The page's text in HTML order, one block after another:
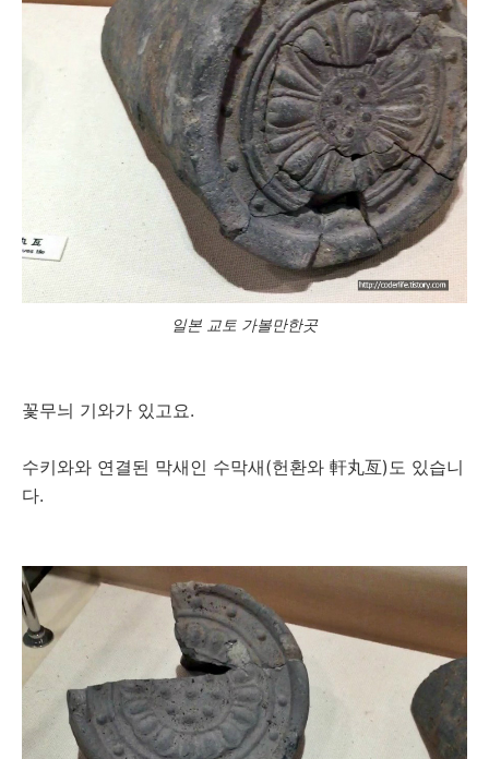
일본 교토 가볼만한곳
꽃무늬 기와가 있고요.
수키와와 연결된 막새인 수막새(헌환와 軒丸亙)도 있습니
다.